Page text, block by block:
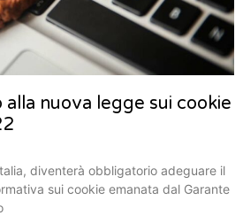
nuova legge sui cookie
diventerà obbligatorio adeguare il
sui cookie emanata dal Garante